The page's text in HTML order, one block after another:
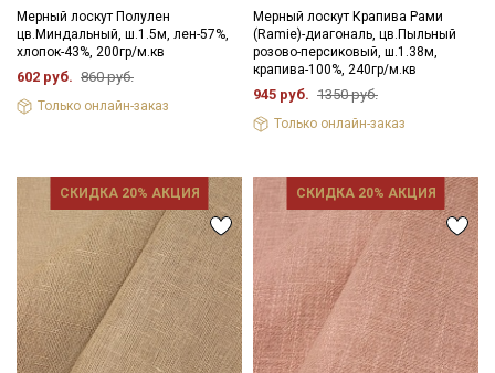
Мерный лоскут Полулен
цв.Миндальный, ш.1.5м, лен-57%,
хлопок-43%, 200гр/м.кв
602 руб. 860 руб.
Только онлайн-заказ
Мерный лоскут Крапива Рами
(Ramie)-диагональ, цв.Пыльный
розово-персиковый, ш.1.38м,
крапива-100%, 240гр/м.кв
945 руб. 1350 руб.
Только онлайн-заказ
СКИДКА 20% АКЦИЯ СКИДКА 20% АКЦИЯ